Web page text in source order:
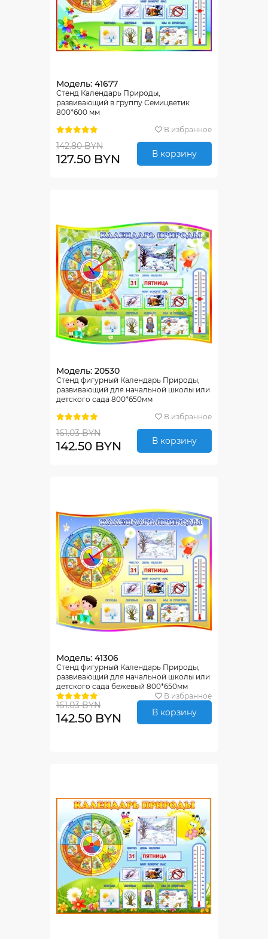
Модель: 41677
Стенд Календарь Природы,
развивающий в группу Семицветик
800*600 мм
В избранное
142.80 BYN
127.50 BYN В корзину
Модель: 20530
Стенд фигурный Календарь Природы,
развивающий для начальной школы или
детского сада 800*650мм
В избранное
161.03 BYN
142.50 BYN В корзину
Модель: 41306
Стенд фигурный Календарь Природы,
развивающий для начальной школы или
детского сада бежевый 800*650мм
В избранное
161.03 BYN
142.50 BYN В корзину